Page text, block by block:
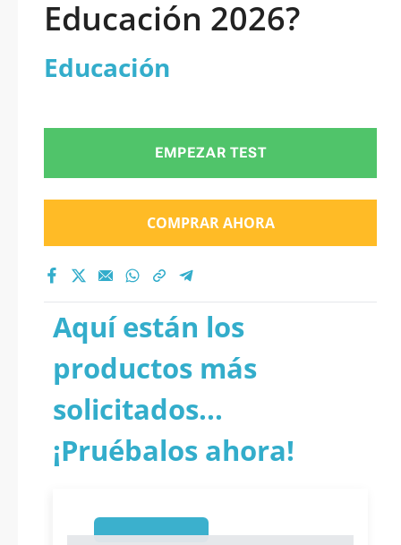
Educación 2026?
Educación
EMPEZAR TEST
COMPRAR AHORA
Aquí están los
productos más
solicitados...
¡Pruébalos ahora!